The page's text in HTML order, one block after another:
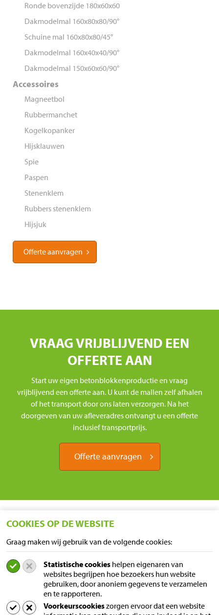
COOKIES OP DE WEBSITE
Graag maken wij gebruik van de volgende cookies:
Statistische cookies helpen eigenaren van
websites begrijpen hoe bezoekers hun website
gebruiken, door anoniem gegevens te verzamelen
en te rapporteren.
Voorkeurscookieszorgen ervoor dat een website
Ronde bovenzijde 180x60x60
Dakmodelmal 160x80x80/90°
Schuine mal 160x80x80/45°
Dakmodelmal 160x40x40/90°
Dakmodelmal 150x60x60/90°
Accessoires
Magneetbol
Rubbermanchet
Kogelkopanker
Hijsklauwen
Spie
Paspen
Stenenklem
Rubbers stenenklem
Hijsjuk
Offerte aanvragen
VRAAG VRIJBLIJVEND EEN
OFFERTE AAN
Start uw eigen betonblokkenproductie en vraag
vrijblijvend een offerte aan. U kunt de mallen zelf afhalen
of het transport door ons laten verzorgen. Na het
doorgeven van uw afleveradres ontvangt u een offerte
inclusief transportprijs.
Offerte aanvragen
LOCATIES
Sampers Logistics BV P/A Euroblock
A. van Leeuwenhoekstraat 9
5916 PD Venlo